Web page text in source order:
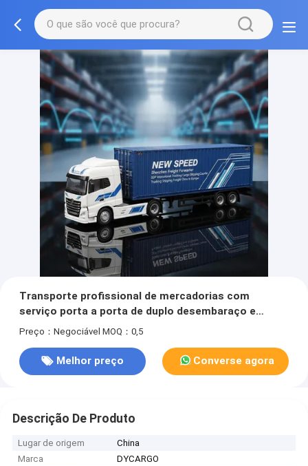
Transporte profissional de mercadorias com
serviço porta a porta de duplo desembaraço e
transporte DDP com impostos incluídos
Preço：Negociável MOQ：0,5
Melhor preço Converse agora
Descrição De Produto
Lugar de origem
China
Marca
DYCARGO